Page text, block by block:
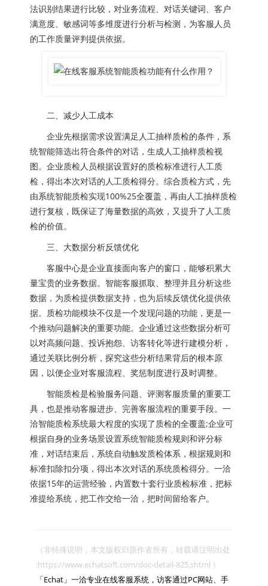
法识别结果进行比较，对业务流程、对话关键词、客户
满意度、敏感词等多维度进行分析与检测，为客服人员
的工作质量评判提供依据。
二、减少人工成本
企业先根据需求设置满足人工抽样质检的条件，系
统智能筛选出符合条件的对话，生成人工抽样质检视
图。企业质检人员根据设置好的质检标准进行人工质
检，得出本次对话的人工质检得分。综合质检方式，先
由系统智能质检实现100%25全覆盖，再由人工抽样质检
进行复核，既保证了海量数据的高效，又提升了人工质
检的价值。
三、大数据分析反馈优化
客服中心是企业直接面向客户的窗口，能够积累大
量宝贵的业务数据。智能客服抓取、整理并且分析这些
数据，为质检提供数据支持，也为后续反馈优化提供依
据。质检功能模块不仅是一个发现问题的功能，更是一
个推动问题解决的重要功能。企业通过这些数据分析可
以对高频问题、投诉抱怨、访客转化等进行建模分析，
通过关联比例分析，探究这些分析结果背后的根本原
因，以便企业对客服流程、奖惩制度进行及时调整。
智能质检是检验服务问题、评测客服质量的重要工
具，也是推动客服进步、完善客服流程的重要手段。一
洽智能质检系统最大程度的实现了质检的全覆盖;企业可
根据自身的业务场景设置系统智能质检规则和评分标
准，对话结束后，系统自动触发质检体系，根据规则和
标准扣除扣分项，得出本次对话的系统质检得分。一洽
依据15年的运营经验，内置数十套行业质检标准，把标
准提给系统，把工作交给一洽，把时间留给客户。
（非特殊说明，本文版权归原作者所有，转载请注明出处
:https://www.echatsoft.com/doc-detail-825.shtml ）
「Echat」一洽专业在线客服系统，访客通过PC网站、手